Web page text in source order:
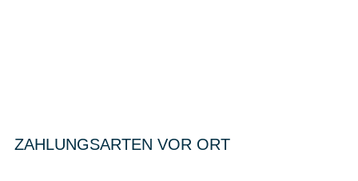
ZAHLUNGSARTEN VOR ORT